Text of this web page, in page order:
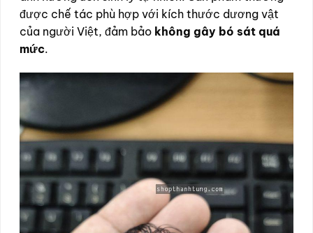
được chế tác phù hợp với kích thước dương vật
của người Việt, đảm bảo không gây bó sát quá
mức.